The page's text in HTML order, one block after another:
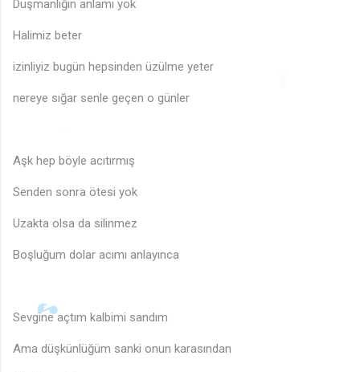
Düşmanlığın anlamı yok
Halimiz beter
izinliyiz bugün hepsinden üzülme yeter
nereye sığar senle geçen o günler
Aşk hep böyle acıtırmış
Senden sonra ötesi yok
Uzakta olsa da silinmez
Boşluğum dolar acımı anlayınca
Sevgine açtım kalbimi sandım
Ama düşkünlüğüm sanki onun karasından
🎵
♩